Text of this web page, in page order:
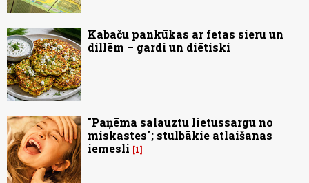
Kabaču pankūkas ar fetas sieru un
dillēm – gardi un diētiski
"Paņēma salauztu lietussargu no
miskastes"; stulbākie atlaišanas
iemesli
1